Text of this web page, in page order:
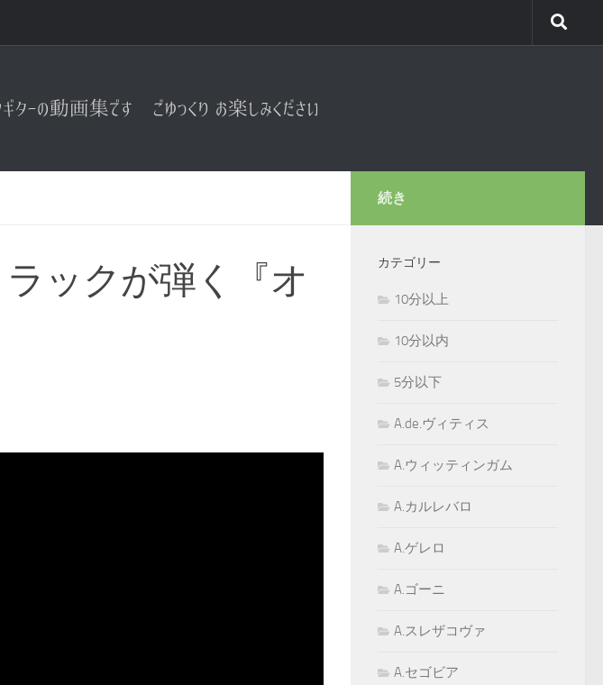
ックが弾く『オ
続き
カテゴリー
10分以上
10分以内
5分以下
A.de.ヴィティス
A.ウィッティンガム
A.カルレバロ
A.ゲレロ
A.ゴーニ
A.スレザコヴァ
A.セゴビア